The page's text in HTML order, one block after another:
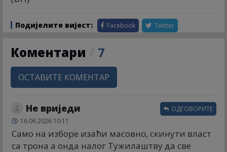
Подијелите вијест: Facebook Twitter
Коментари 7
ОСТАВИТЕ КОМЕНТАР
Не вриједи
16.06.2026 10:11
Само на изборе изаћи масовно, скинути власт
са трона а онда налог Тужилаштву да све
ОДГОВОРИТЕ